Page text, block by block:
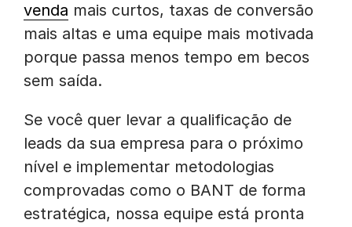
venda mais curtos, taxas de conversão
mais altas e uma equipe mais motivada
porque passa menos tempo em becos
sem saída.
Se você quer levar a qualificação de
leads da sua empresa para o próximo
nível e implementar metodologias
comprovadas como o BANT de forma
estratégica, nossa equipe está pronta